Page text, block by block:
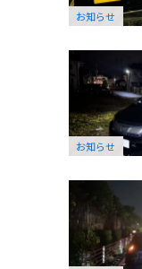
お知らせ
お知らせ